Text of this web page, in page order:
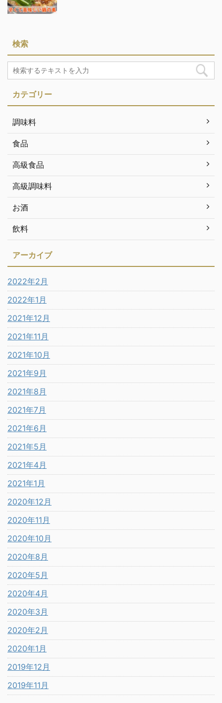
検索
カテゴリー
調味料
食品
高級食品
高級調味料
お酒
飲料
アーカイブ
2022年2月
2022年1月
2021年12月
2021年11月
2021年10月
2021年9月
2021年8月
2021年7月
2021年6月
2021年5月
2021年4月
2021年1月
2020年12月
2020年11月
2020年10月
2020年8月
2020年5月
2020年4月
2020年3月
2020年2月
2020年1月
2019年12月
2019年11月